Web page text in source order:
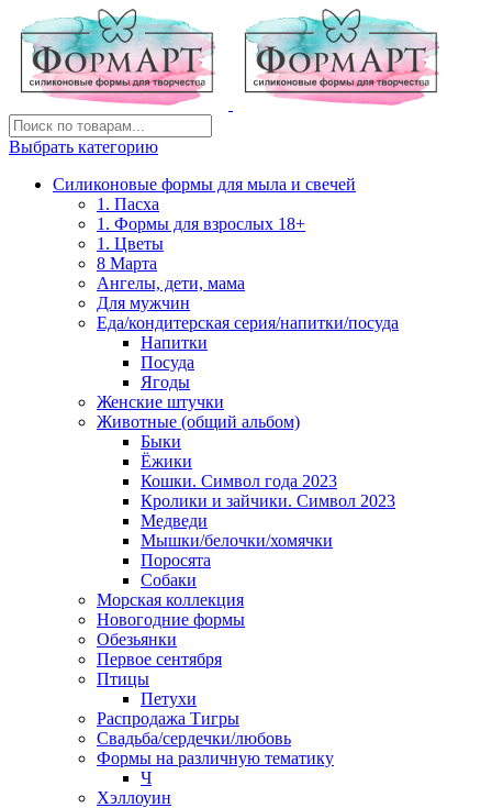
Выбрать категорию
Силиконовые формы для мыла и свечей
1. Пасха
1. Формы для взрослых 18+
1. Цветы
8 Марта
Ангелы, дети, мама
Для мужчин
Еда/кондитерская серия/напитки/посуда
Напитки
Посуда
Ягоды
Женские штучки
Животные (общий альбом)
Быки
Ёжики
Кошки. Символ года 2023
Кролики и зайчики. Символ 2023
Медведи
Мышки/белочки/хомячки
Поросята
Собаки
Морская коллекция
Новогодние формы
Обезьянки
Первое сентября
Птицы
Петухи
Распродажа Тигры
Свадьба/сердечки/любовь
Формы на различную тематику
Ч
Хэллоуин